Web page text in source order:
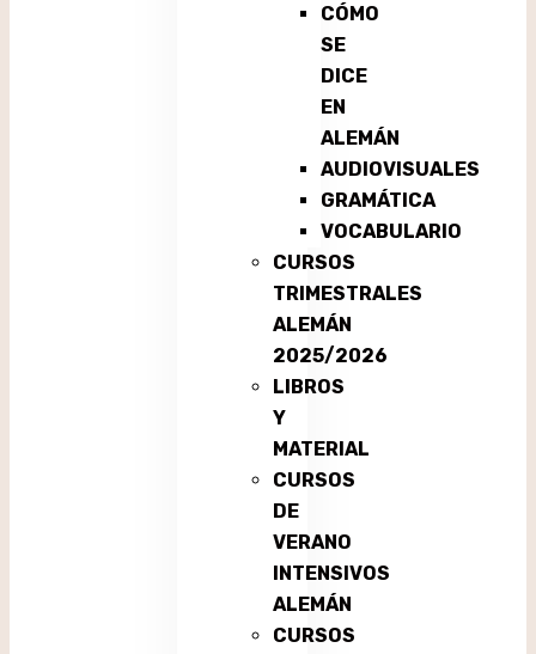
CÓMO
SE
DICE
EN
ALEMÁN
AUDIOVISUALES
GRAMÁTICA
VOCABULARIO
CURSOS
TRIMESTRALES
ALEMÁN
2025/2026
LIBROS
Y
MATERIAL
CURSOS
DE
VERANO
INTENSIVOS
ALEMÁN
CURSOS